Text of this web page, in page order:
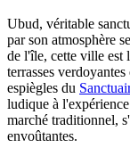
Ubud, véritable
par son atmosphère
de l'île, cette ville est
terrasses
espiègles du
ludique à
marché traditionnel,
envoûtantes.